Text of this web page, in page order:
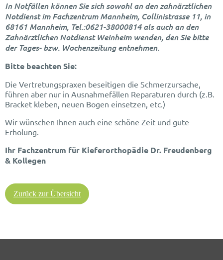
Zurück zur Übersicht
In Notfällen können Sie sich sowohl an den zahnärztlichen
Notdienst im Fachzentrum Mannheim, Collinistrasse 11, in
68161 Mannheim, Tel.:0621-38000814 als auch an den
Zahnärztlichen Notdienst Weinheim wenden, den Sie bitte
der Tages- bzw. Wochenzeitung entnehmen.
Bitte beachten Sie:
Die Vertretungspraxen beseitigen die Schmerzursache,
führen aber nur in Ausnahmefällen Reparaturen durch (z.B.
Bracket kleben, neuen Bogen einsetzen, etc.)
Wir wünschen Ihnen auch eine schöne Zeit und gute
Erholung.
Ihr Fachzentrum für Kieferorthopädie Dr. Freudenberg
& Kollegen